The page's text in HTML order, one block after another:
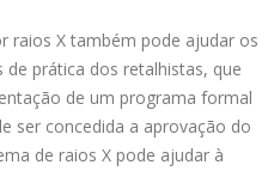
raios X também pode ajudar os
prática dos retalhistas, que
de um programa formal
ser concedida a aprovação do
de raios X pode ajudar à